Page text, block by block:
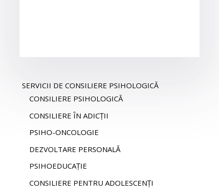
SERVICII DE CONSILIERE PSIHOLOGICĂ
CONSILIERE PSIHOLOGICĂ
CONSILIERE ÎN ADICȚII
PSIHO-ONCOLOGIE
DEZVOLTARE PERSONALĂ
PSIHOEDUCAȚIE
CONSILIERE PENTRU ADOLESCENȚI